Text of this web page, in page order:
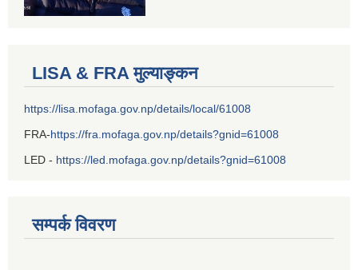
LISA & FRA मुल्याङ्कन
https://lisa.mofaga.gov.np/details/local/61008
FRA-https://fra.mofaga.gov.np/details?gnid=61008
LED - https://led.mofaga.gov.np/details?gnid=61008
सम्पर्क विवरण